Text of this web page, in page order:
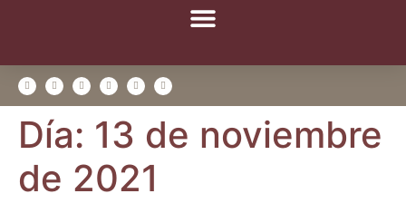
Día: 13 de noviembre
de 2021